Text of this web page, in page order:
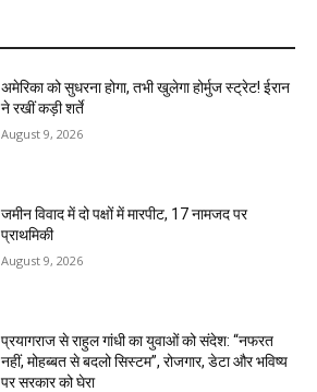
अमेरिका को सुधरना होगा, तभी खुलेगा होर्मुज स्ट्रेट! ईरान
ने रखीं कड़ी शर्ते
August 9, 2026
जमीन विवाद में दो पक्षों में मारपीट, 17 नामजद पर
प्राथमिकी
August 9, 2026
प्रयागराज से राहुल गांधी का युवाओं को संदेश: “नफरत
नहीं, मोहब्बत से बदलो सिस्टम”, रोजगार, डेटा और भविष्य
पर सरकार को घेरा